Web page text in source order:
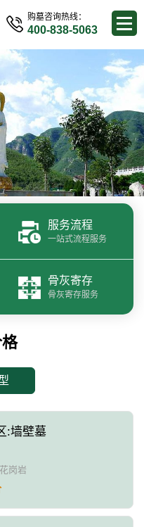
购墓咨询热线：
400-838-5063
服务流程
一站式流程服务
骨灰寄存
骨灰寄存服务
:墙壁墓
岗岩